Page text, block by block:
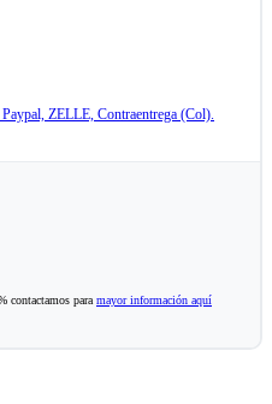
ZELLE, Contraentrega (Col).
contactamos para mayor información aquí